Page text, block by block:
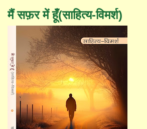
मैं सफ़र में हूँ(साहित्य-विमर्श)